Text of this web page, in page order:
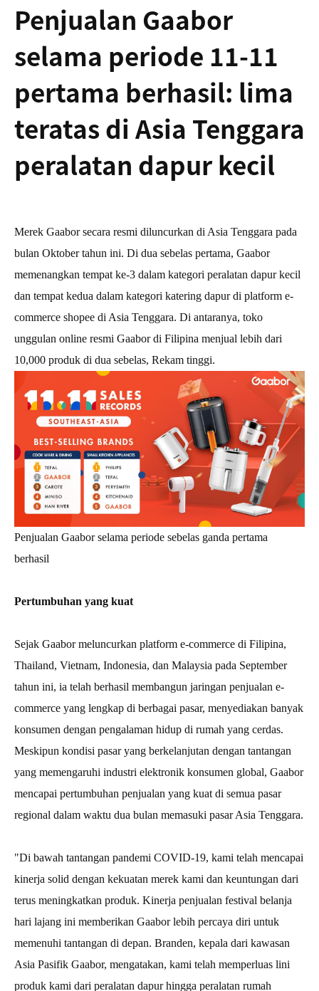
Penjualan Gaabor
selama periode 11-11
pertama berhasil: lima
teratas di Asia Tenggara
peralatan dapur kecil
Merek Gaabor secara resmi diluncurkan di Asia Tenggara pada
bulan Oktober tahun ini. Di dua sebelas pertama, Gaabor
memenangkan tempat ke-3 dalam kategori peralatan dapur kecil
dan tempat kedua dalam kategori katering dapur di platform e-
commerce shopee di Asia Tenggara. Di antaranya, toko
unggulan online resmi Gaabor di Filipina menjual lebih dari
10,000 produk di dua sebelas, Rekam tinggi.
Penjualan Gaabor selama periode sebelas ganda pertama
berhasil
Pertumbuhan yang kuat
Sejak Gaabor meluncurkan platform e-commerce di Filipina,
Thailand, Vietnam, Indonesia, dan Malaysia pada September
tahun ini, ia telah berhasil membangun jaringan penjualan e-
commerce yang lengkap di berbagai pasar, menyediakan banyak
konsumen dengan pengalaman hidup di rumah yang cerdas.
Meskipun kondisi pasar yang berkelanjutan dengan tantangan
yang memengaruhi industri elektronik konsumen global, Gaabor
mencapai pertumbuhan penjualan yang kuat di semua pasar
regional dalam waktu dua bulan memasuki pasar Asia Tenggara.
"Di bawah tantangan pandemi COVID-19, kami telah mencapai
kinerja solid dengan kekuatan merek kami dan keuntungan dari
terus meningkatkan produk. Kinerja penjualan festival belanja
hari lajang ini memberikan Gaabor lebih percaya diri untuk
memenuhi tantangan di depan. Branden, kepala dari kawasan
Asia Pasifik Gaabor, mengatakan, kami telah memperluas lini
produk kami dari peralatan dapur hingga peralatan rumah